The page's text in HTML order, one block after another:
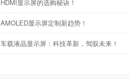
HDMI显示屏的选购秘诀！
AMOLED显示屏定制新趋势！
车载液晶显示屏：科技革新，驾驭未来！